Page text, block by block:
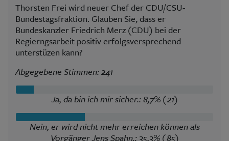
Thorsten Frei wird neuer Chef der CDU/CSU-
Bundestagsfraktion. Glauben Sie, dass er
Bundeskanzler Friedrich Merz (CDU) bei der
Regierngsarbeit positiv erfolgsversprechend
unterstüzen kann?
Abgegebene Stimmen: 241
Ja, da bin ich mir sicher.: 8,7% (21)
Nein, er wird nicht mehr erreichen können als
Vorgänger Jens Spahn.: 35,3% (85)